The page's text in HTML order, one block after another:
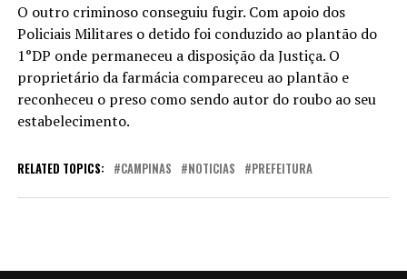
O outro criminoso conseguiu fugir. Com apoio dos
Policiais Militares o detido foi conduzido ao plantão do
1°DP onde permaneceu a disposição da Justiça. O
proprietário da farmácia compareceu ao plantão e
reconheceu o preso como sendo autor do roubo ao seu
estabelecimento.
RELATED TOPICS: CAMPINAS NOTICIAS PREFEITURA